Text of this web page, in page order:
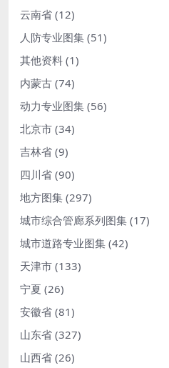
云南省 (12)
人防专业图集 (51)
其他资料 (1)
内蒙古 (74)
动力专业图集 (56)
北京市 (34)
吉林省 (9)
四川省 (90)
地方图集 (297)
城市综合管廊系列图集 (17)
城市道路专业图集 (42)
天津市 (133)
宁夏 (26)
安徽省 (81)
山东省 (327)
山西省 (26)